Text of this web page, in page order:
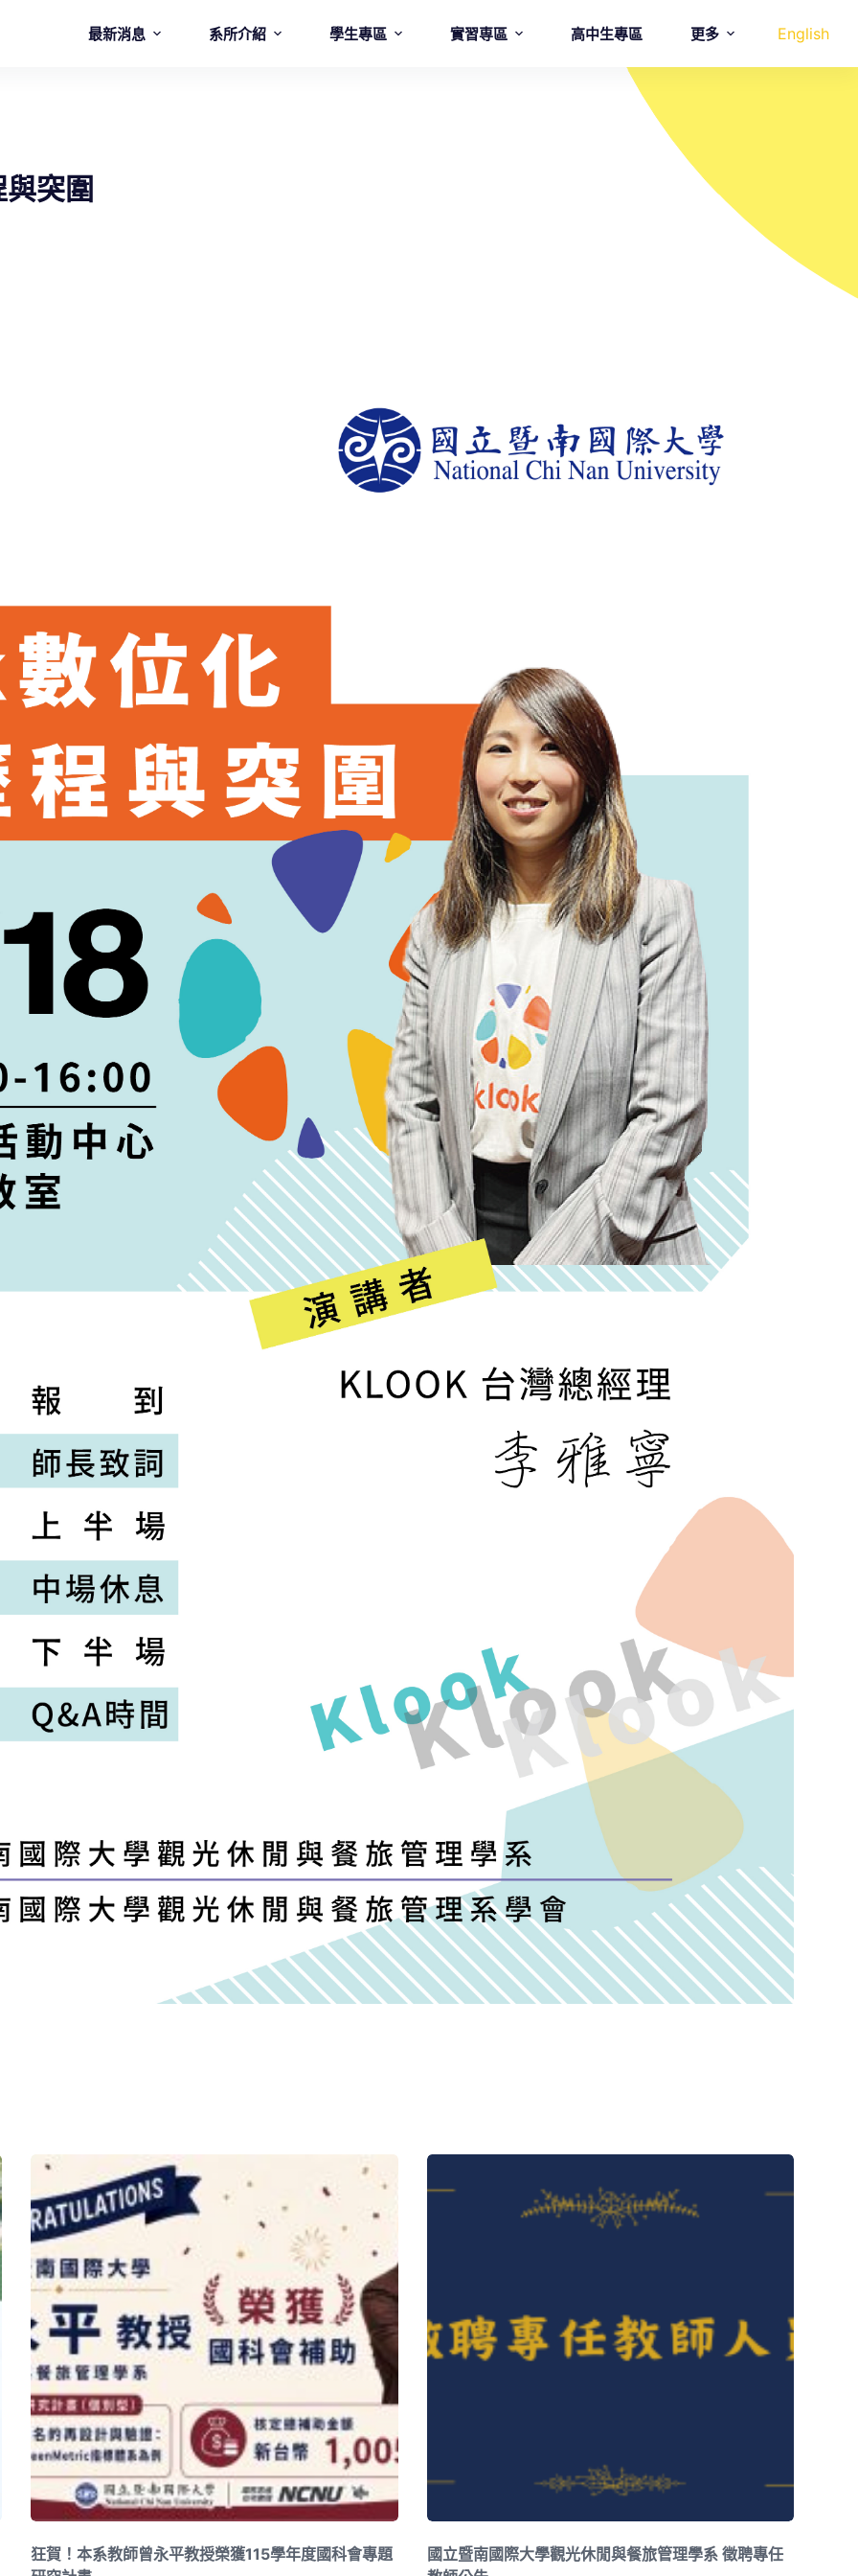
最新消息 系所介紹 學生專區 實習専區 高中生專區 更多 English
突圍
狂賀！本系教師曾永平教授榮獲115學年度國科會專題
國立暨南國際大學觀光休閒與餐旅管理學系 徵聘專任